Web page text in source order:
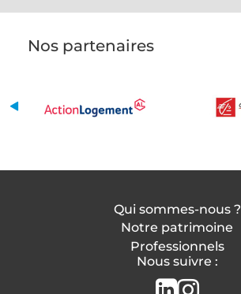
Nos partenaires
Qui sommes-nous ?
Notre patrimoine
Professionnels
Nous suivre :